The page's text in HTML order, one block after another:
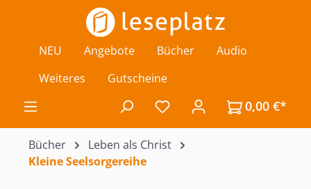
Zum Hauptinhalt springen
NEU Angebote Bücher
Audio
Weiteres
Gutscheine
Du hast 0 Produkte auf
0,00 €*
Bücher
Leben als Christ
Kleine Seelsorgereihe